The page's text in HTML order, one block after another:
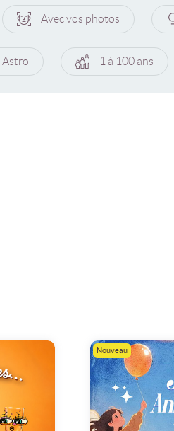
Avec vos photos
Astro 1 à 100 ans
Nouveau